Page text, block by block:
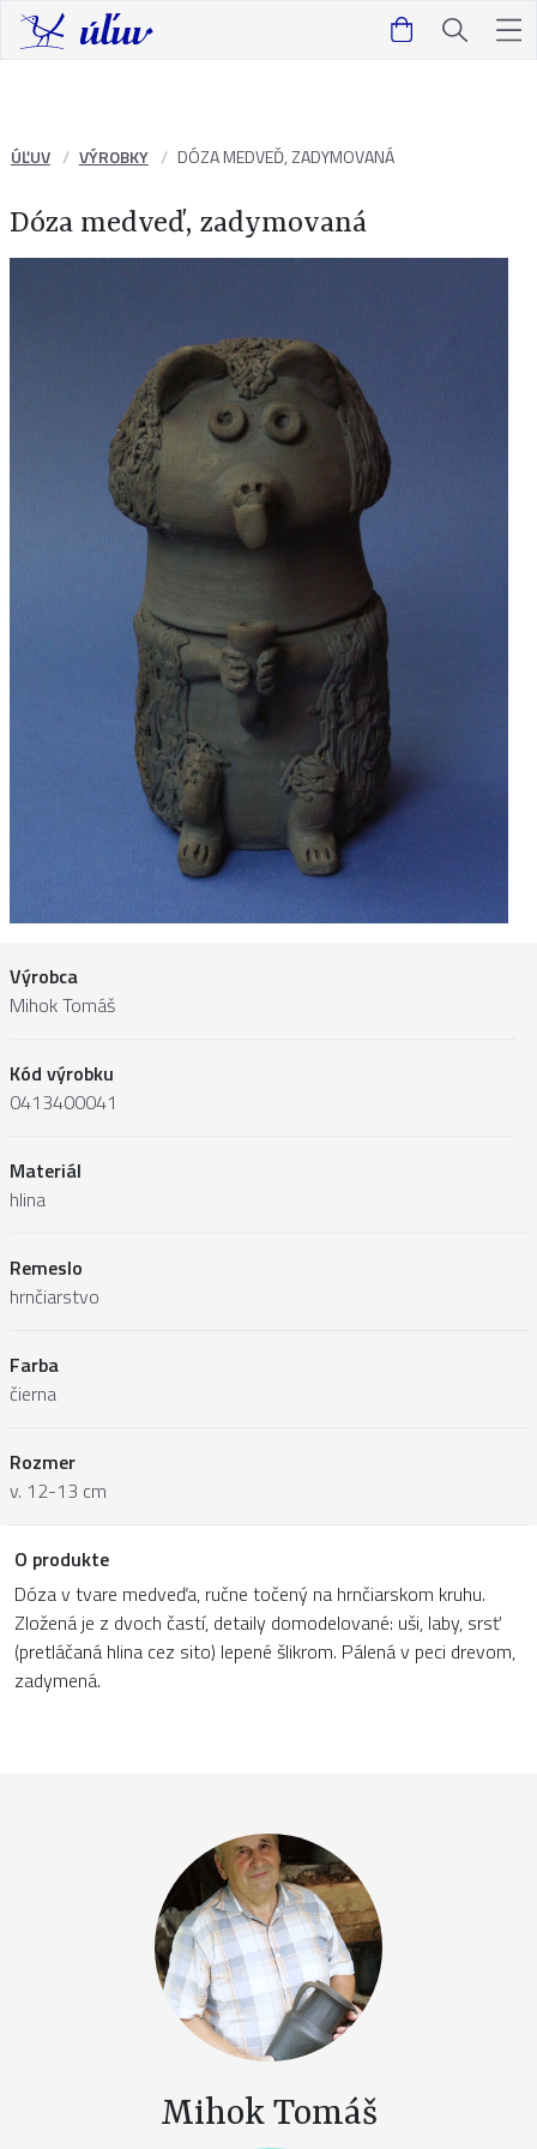
ÚĽUV VÝROBKY DÓZA MEDVEĎ, ZADYMOVANÁ
Dóza medveď, zadymovaná
Výrobca
Mihok Tomáš
Kód výrobku
0413400041
Materiál
hlina
Remeslo
hrnčiarstvo
Farba
čierna
Rozmer
v. 12-13 cm
O produkte
Dóza v tvare medveďa, ručne točený na hrnčiarskom kruhu.
Zložená je z dvoch častí, detaily domodelované: uši, laby, srsť
(pretláčaná hlina cez sito) lepené šlikrom. Pálená v peci drevom,
zadymená.
Mihok Tomáš